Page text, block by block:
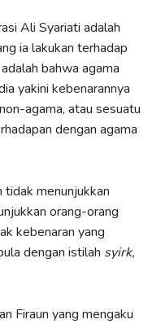
Ali Syariati adalah
ia lakukan terhadap
bahwa agama
yakini kebenarannya
agama, atau sesuatu
dengan agama
menunjukkan
orang-orang
kebenaran yang
dengan istilah syirk,
Firaun yang mengaku